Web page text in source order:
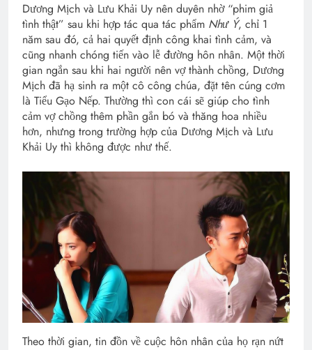
Dương Mịch và Lưu Khải Uy nên duyên nhờ “phim giả
tình thật” sau khi hợp tác qua tác phẩm Như Ý, chỉ 1
năm sau đó, cả hai quyết định công khai tình cảm, và
cũng nhanh chóng tiến vào lễ đường hôn nhân. Một thời
gian ngắn sau khi hai người nên vợ thành chồng, Dương
Mịch đã hạ sinh ra một cô công chúa, đặt tên cúng cơm
là Tiểu Gạo Nếp. Thường thì con cái sẽ giúp cho tình
cảm vợ chồng thêm phần gắn bó và thăng hoa nhiều
hơn, nhưng trong trường hợp của Dương Mịch và Lưu
Khải Uy thì không được như thế.
Theo thời gian, tin đồn về cuộc hôn nhân của họ rạn nứt